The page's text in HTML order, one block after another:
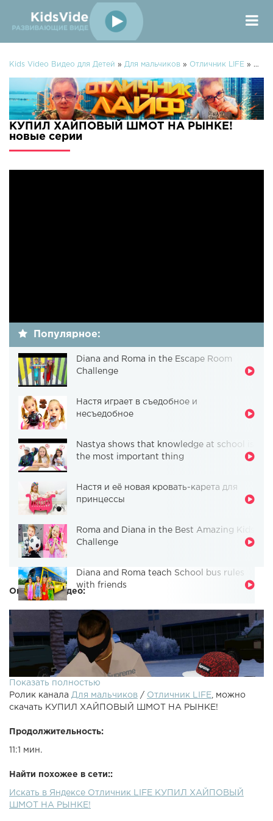
Kids Video Видео для Детей » Для мальчиков » Отличник LIFE » КУПИЛ ХАЙПОВЫЙ ШМОТ НА РЫНКЕ!
КУПИЛ ХАЙПОВЫЙ ШМОТ НА РЫНКЕ!
новые серии
Популярное:
Diana and Roma in the Escape Room
Challenge
Настя играет в съедобное и
несъедобное
Nastya shows that knowledge at school is
the most important thing
Настя и её новая кровать-карета для
принцессы
Roma and Diana in the Best Amazing Kids
Challenge
Diana and Roma teach School bus rules
with friends
Описание видео:
Sapphire: 5.254.123.6:7777 Сайт Diamond RP: Мой
Instagram: @lev_hovanskiyVK: VK pub: КУПИЛ
ХАЙПШМОТ НА РЫНКЕ! УСТРОИЛСЯ НА РАБОТУ
Показать полностью
Ролик канала Для мальчиков / Отличник LIFE , можно
скачать КУПИЛ ХАЙПОВЫЙ ШМОТ НА РЫНКЕ!
Продолжительность:
11:1 мин.
Найти похожее в сети::
Искать в Яндексе Отличник LIFE КУПИЛ ХАЙПОВЫЙ
ШМОТ НА РЫНКЕ!